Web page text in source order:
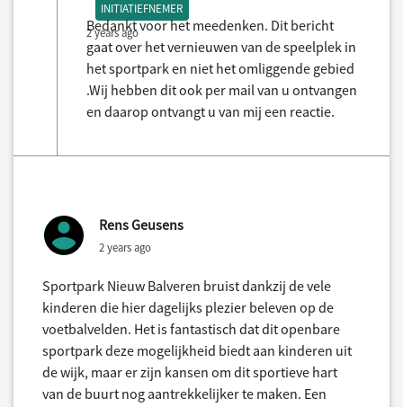
INITIATIEFNEMER
2 years ago
Bedankt voor het meedenken. Dit bericht
gaat over het vernieuwen van de speelplek in
het sportpark en niet het omliggende gebied
.Wij hebben dit ook per mail van u ontvangen
en daarop ontvangt u van mij een reactie.
Rens Geusens
2 years ago
Sportpark Nieuw Balveren bruist dankzij de vele
kinderen die hier dagelijks plezier beleven op de
voetbalvelden. Het is fantastisch dat dit openbare
sportpark deze mogelijkheid biedt aan kinderen uit
de wijk, maar er zijn kansen om dit sportieve hart
van de buurt nog aantrekkelijker te maken. Een